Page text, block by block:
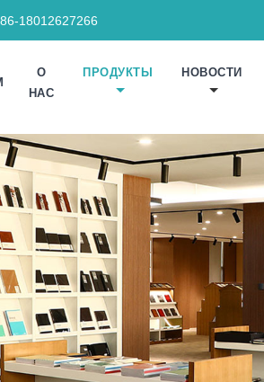
18012627266
О
НАС
ПРОДУКТЫ НОВОСТИ